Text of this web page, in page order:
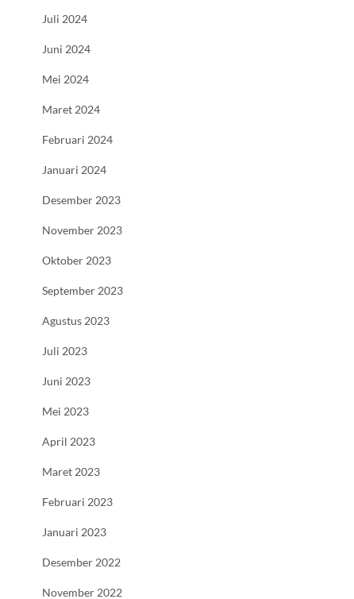
Juli 2024
Juni 2024
Mei 2024
Maret 2024
Februari 2024
Januari 2024
Desember 2023
November 2023
Oktober 2023
September 2023
Agustus 2023
Juli 2023
Juni 2023
Mei 2023
April 2023
Maret 2023
Februari 2023
Januari 2023
Desember 2022
November 2022